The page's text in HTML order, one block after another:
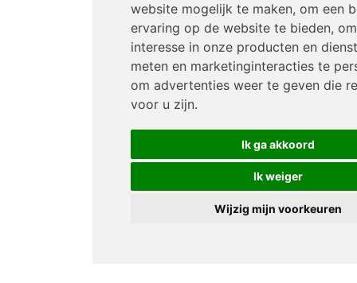
website mogelijk te maken, om een
ervaring op de website te bieden,
interesse in onze producten en
meten en marketinginteracties te
om advertenties weer te geven die
voor u zijn.
Ik ga akkoord
Ik weiger
Wijzig mijn voorkeuren